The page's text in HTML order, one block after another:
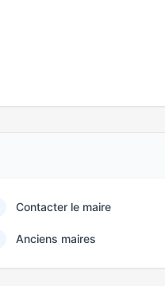
Contacter le maire
Anciens maires